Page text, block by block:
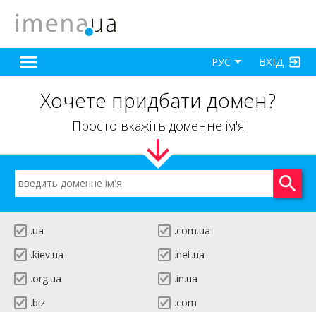
ВХІД
РУС
Хочете придбати домен?
Просто вкажіть доменне ім'я
.ua
.com.ua
.kiev.ua
.net.ua
.org.ua
.in.ua
.biz
.com